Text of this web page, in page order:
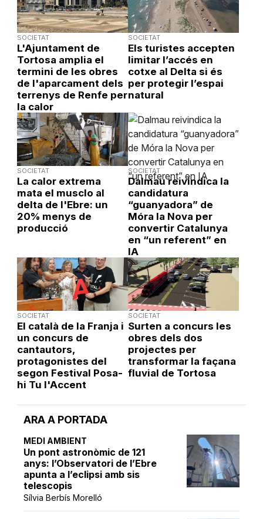
ARA A PORTADA
MEDI AMBIENT
Un pont astronòmic de 121
anys: l’Observatori de l’Ebre
apunta a l’eclipsi amb sis
telescopis
Sílvia Berbís Morelló
SOCIETAT
L'Ajuntament de
Tortosa amplia el
termini de les obres
de l'aparcament dels
terrenys de Renfe per
la calor
SOCIETAT
Els turistes accepten
limitar l’accés en
cotxe al Delta si és
per protegir l’espai
natural
SOCIETAT
La calor extrema
mata el musclo al
delta de l'Ebre: un
20% menys de
producció
SOCIETAT
Dalmau reivindica la
candidatura
“guanyadora” de
Móra la Nova per
convertir Catalunya
en “un referent” en
IA
SOCIETAT
El català de la Franja i
un concurs de
cantautors,
protagonistes del
segon Festival Posa-
hi Tu l'Accent
SOCIETAT
Surten a concurs les
obres dels dos
projectes per
transformar la façana
fluvial de Tortosa